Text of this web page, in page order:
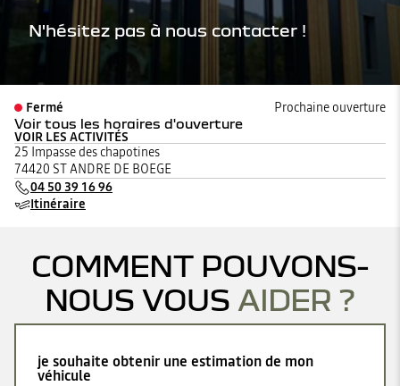
N'hésitez pas à nous contacter !
Fermé Prochaine ouverture
Voir tous les horaires d'ouverture
lundi 07:30 - 12:0014:00 - 18:30
mardi
mercredi
jeudi
vendredi
VOIR LES ACTIVITÉS
25 Impasse des chapotines
74420 ST ANDRE DE BOEGE
04 50 39 16 96
Itinéraire
COMMENT POUVONS-
NOUS VOUS AIDER ?
je souhaite obtenir une estimation de mon
véhicule